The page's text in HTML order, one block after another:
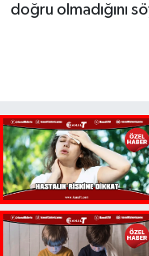
doğru olmadığını